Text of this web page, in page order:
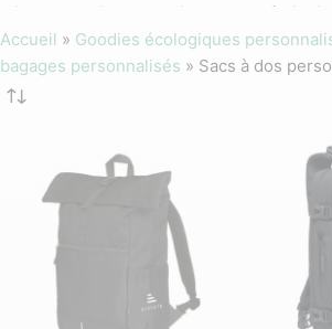
clients premium, dotations CSE,
Retrouvez aussi notre gamme complète
personnalisés.
Accueil » Goodies écologiques
bagages personnalisés » Sacs à dos